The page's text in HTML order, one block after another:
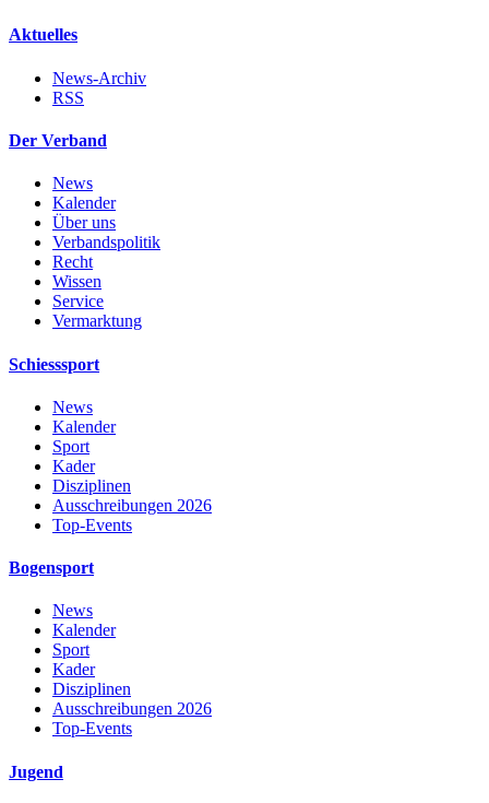
Aktuelles
News-Archiv
RSS
Der Verband
News
Kalender
Über uns
Verbandspolitik
Recht
Wissen
Service
Vermarktung
Schiesssport
News
Kalender
Sport
Kader
Disziplinen
Ausschreibungen 2026
Top-Events
Bogensport
News
Kalender
Sport
Kader
Disziplinen
Ausschreibungen 2026
Top-Events
Jugend